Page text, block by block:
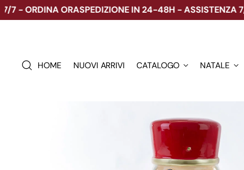
ORDINA ORASPEDIZIONE IN 24-48H - ASSISTENZA 7/7 -
HOME NUOVI ARRIVI CATALOGO NATALE